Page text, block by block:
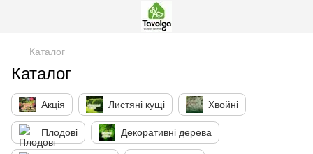
Каталог
Каталог
Акція Листяні кущі Хвойні
Плодові Декоративні дерева